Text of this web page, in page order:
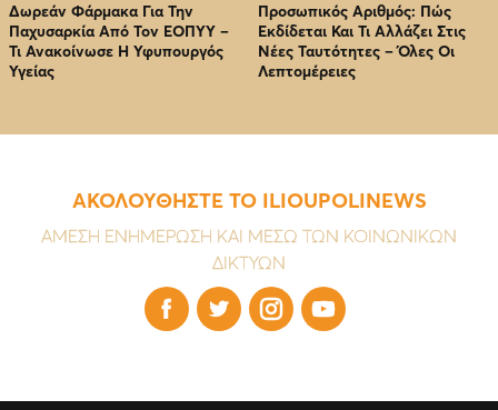
Δωρεάν Φάρμακα Για Την
Παχυσαρκία Από Τον EOΠΥΥ –
Τι Ανακοίνωσε Η Υφυπουργός
Υγείας
Προσωπικός Αριθμός: Πώς
Εκδίδεται Και Τι Αλλάζει Στις
Νέες Ταυτότητες – Όλες Οι
Λεπτομέρειες
ΑΚΟΛΟΥΘΗΣΤΕ ΤΟ ILIOUPOLINEWS
ΑΜΕΣΗ ΕΝΗΜΕΡΩΣΗ ΚΑΙ ΜΕΣΩ ΤΩΝ ΚΟΙΝΩΝΙΚΩΝ
ΔΙΚΤΥΩΝ
   